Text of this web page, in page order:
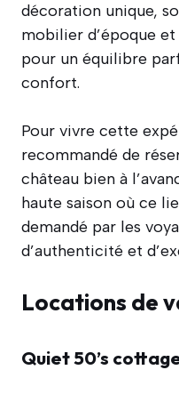
décoration unique,
mobilier d’époque
pour un équilibre
confort.
Pour vivre cette
recommandé de
château bien à
haute saison où ce
demandé par les
d’authenticité et
Locations de
Quiet 50’s